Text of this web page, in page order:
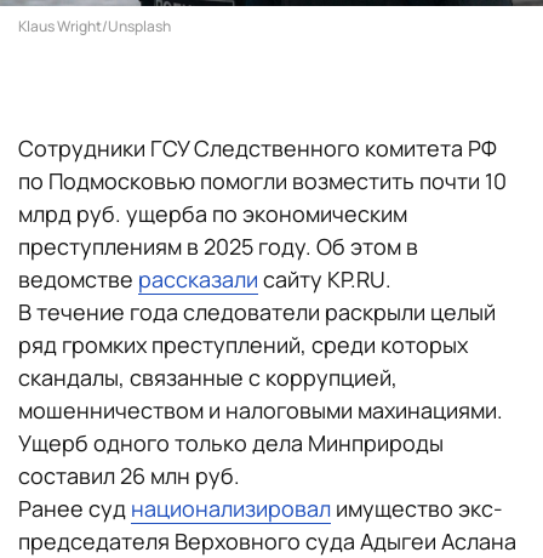
Klaus Wright/Unsplash
Сотрудники ГСУ Следственного комитета РФ
по Подмосковью помогли возместить почти 10
млрд руб. ущерба по экономическим
преступлениям в 2025 году. Об этом в
ведомстве рассказали сайту KP.RU.
В течение года следователи раскрыли целый
ряд громких преступлений, среди которых
скандалы, связанные с коррупцией,
мошенничеством и налоговыми махинациями.
Ущерб одного только дела Минприроды
составил 26 млн руб.
Ранее суд национализировал имущество экс-
председателя Верховного суда Адыгеи Аслана